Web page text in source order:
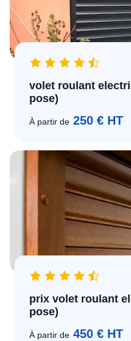
volet roulant
pose)
À partir de 250 € HT
prix volet roulant
pose)
À partir de 450 € HT